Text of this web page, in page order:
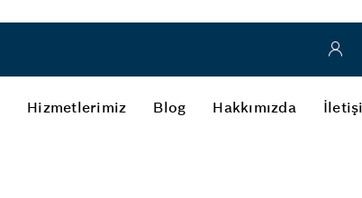
Hizmetlerimiz Blog Hakkımızda